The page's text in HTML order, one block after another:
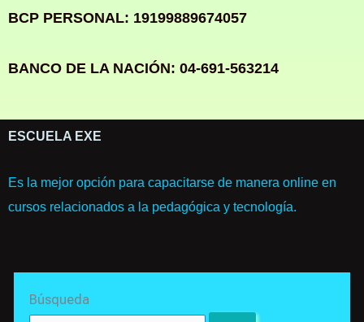
BCP PERSONAL: 19199889674057
BANCO DE LA NACIÓN: 04-691-563214
ESCUELA EXE
Es la mejor opción para capacitarse de manera online en
cursos relacionados a la pedagógica y tecnología.
Búsqueda
for: